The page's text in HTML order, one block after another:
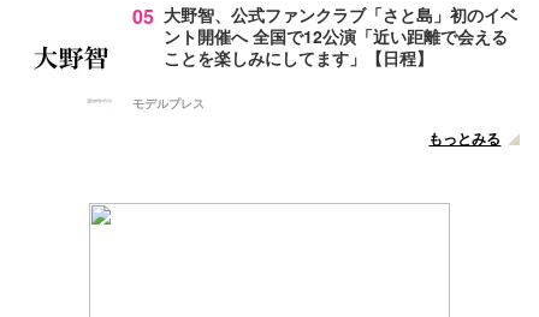
05 大野智、公式ファンクラブ「さと島」初のイベ
ント開催へ 全国で12公演「近い距離で会える
ことを楽しみにしてます」【日程】
モデルプレス
もっとみる